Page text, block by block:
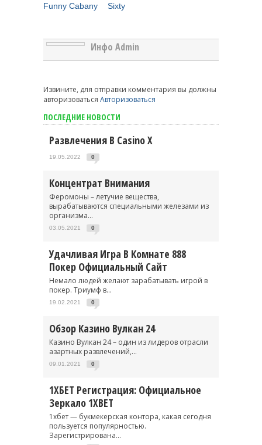
Funny Cabany
Sixty
Инфо Admin
Извините, для отправки комментария вы должны
авторизоваться Авторизоваться
ПОСЛЕДНИЕ НОВОСТИ
Развлечения В Casino X
19.05.2022 0
Концентрат Внимания
Феромоны – летучие вещества,
вырабатываются специальными железами из
организма...
03.05.2021 0
Удачливая Игра В Комнате 888
Покер Официальный Сайт
Немало людей желают зарабатывать игрой в
покер. Триумф в...
19.02.2021 0
Обзор Казино Вулкан 24
Казино Вулкан 24 – один из лидеров отрасли
азартных развлечений,...
09.01.2021 0
1ХБЕТ Регистрация: Официальное
Зеркало 1XBET
1хбет — букмекерская контора, какая сегодня
пользуется популярностью.
Зарегистрирована...